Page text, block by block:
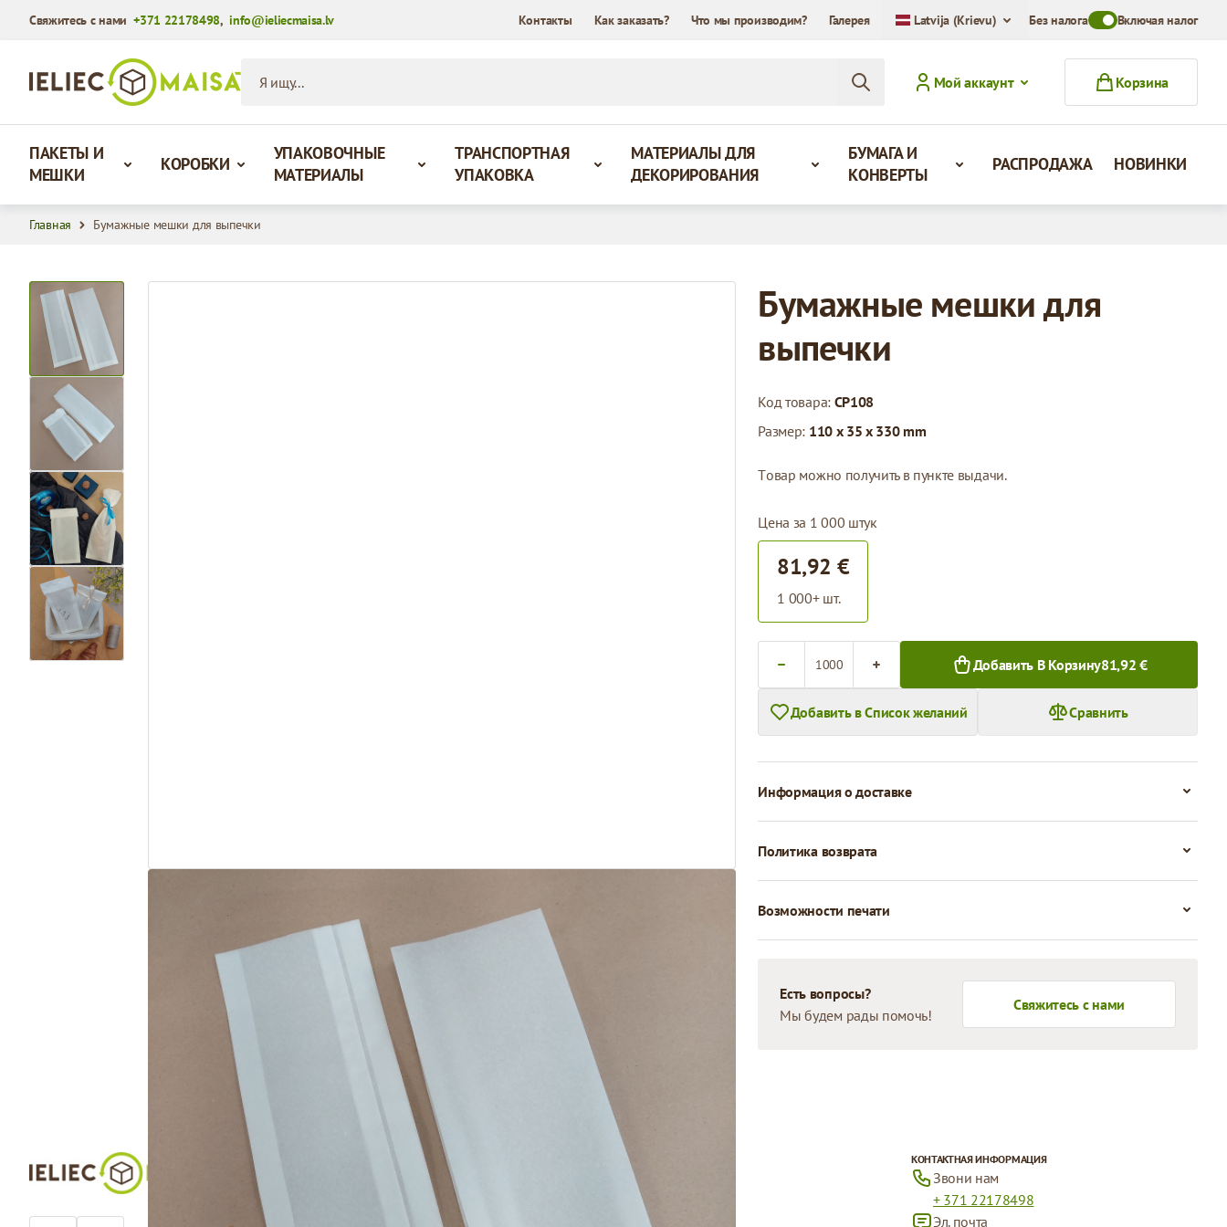
Свяжитесь с нами+371 22178498,info@ieliecmaisa.lv Контакты Как заказать? Что мы производим? Галерея Latvija (Krievu) Без налогаToggle VAT Mode
Включая налог
Мой аккаунт
Корзина
ПАКЕТЫ И
МЕШКИ
КОРОБКИ
УПАКОВОЧНЫЕ
МАТЕРИАЛЫ
ТРАНСПОРТНАЯ
УПАКОВКА
МАТЕРИАЛЫ ДЛЯ
ДЕКОРИРОВАНИЯ
БУМАГА И
КОНВЕРТЫ
РАСПРОДАЖА НОВИНКИ
Главная Бумажные мешки для выпечки
View larger image
View larger image
View larger image
View larger image
Бумажные мешки для
выпечки
Код товара: CP108
Размер: 110 x 35 x 330 mm
Tовар можно получить в пункте выдачи.
Цена за 1 000 штук
81,92 €
1 000+ шт.
Добавить В Корзину81,92 €
Добавить в Список желаний Сравнить
Информация о доставке
Политика возврата
Возможности печати
Есть вопросы?
Мы будем рады помочь!
Свяжитесь с нами
РЕКВИЗИТЫ
Название: SIA “Parcels”
ПРОДУКТЫ
Пакеты и мешки
КОНТАКТНАЯ ИНФОРМАЦИЯ
Звони нам
+ 371 22178498
Эл. почта